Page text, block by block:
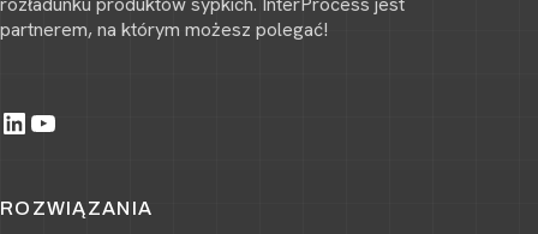
partnerem, na którym możesz polegać!
LinkedIn
YouTube
ROZWIĄZANIA